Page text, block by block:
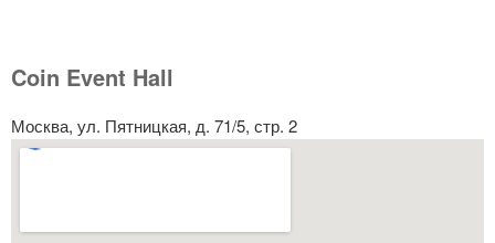
Coin Event Hall
Москва, ул. Пятницкая, д. 71/5, стр. 2